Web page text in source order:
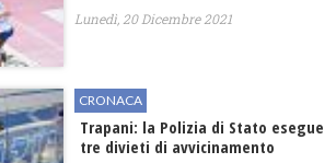
Lunedì, 20 Dicembre 2021
CRONACA
Trapani: la Polizia di Stato esegue
tre divieti di avvicinamento